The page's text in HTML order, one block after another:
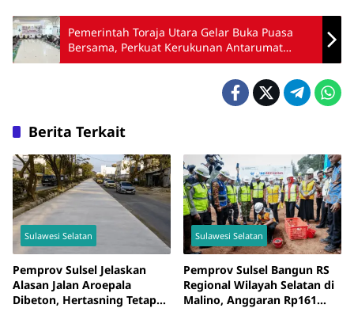
Pemerintah Toraja Utara Gelar Buka Puasa
Bersama, Perkuat Kerukunan Antarumat
Beragama
Berita Terkait
Sulawesi Selatan
Pemprov Sulsel Jelaskan
Alasan Jalan Aroepala
Dibeton, Hertasning Tetap
Sulawesi Selatan
Pemprov Sulsel Bangun RS
Regional Wilayah Selatan di
Malino, Anggaran Rp161